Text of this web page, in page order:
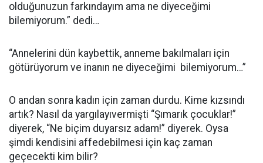
olduğunuzun farkındayım ama ne diyeceğimi
bilemiyorum.” dedi…
“Annelerini dün kaybettik, anneme bakılmaları için
götürüyorum ve inanın ne diyeceğimi bilemiyorum…”
O andan sonra kadın için zaman durdu. Kime kızsındı
artık? Nasıl da yargılayıvermişti “Şımarık çocuklar!”
diyerek, “Ne biçim duyarsız adam!” diyerek. Oysa
şimdi kendisini affedebilmesi için kaç zaman
geçecekti kim bilir?